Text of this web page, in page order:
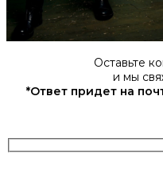
Оставьте
и мы
*Ответ придет на